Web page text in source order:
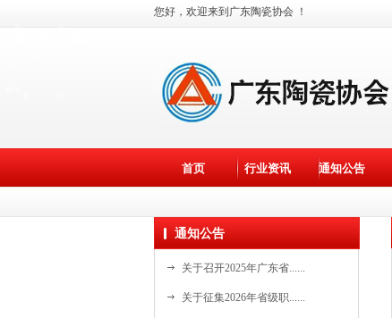
首页 行业资讯 通知公告
您好，欢迎来到广东陶瓷协会 ！
通知公告
关于召开2025年广东省......
关于征集2026年省级职......